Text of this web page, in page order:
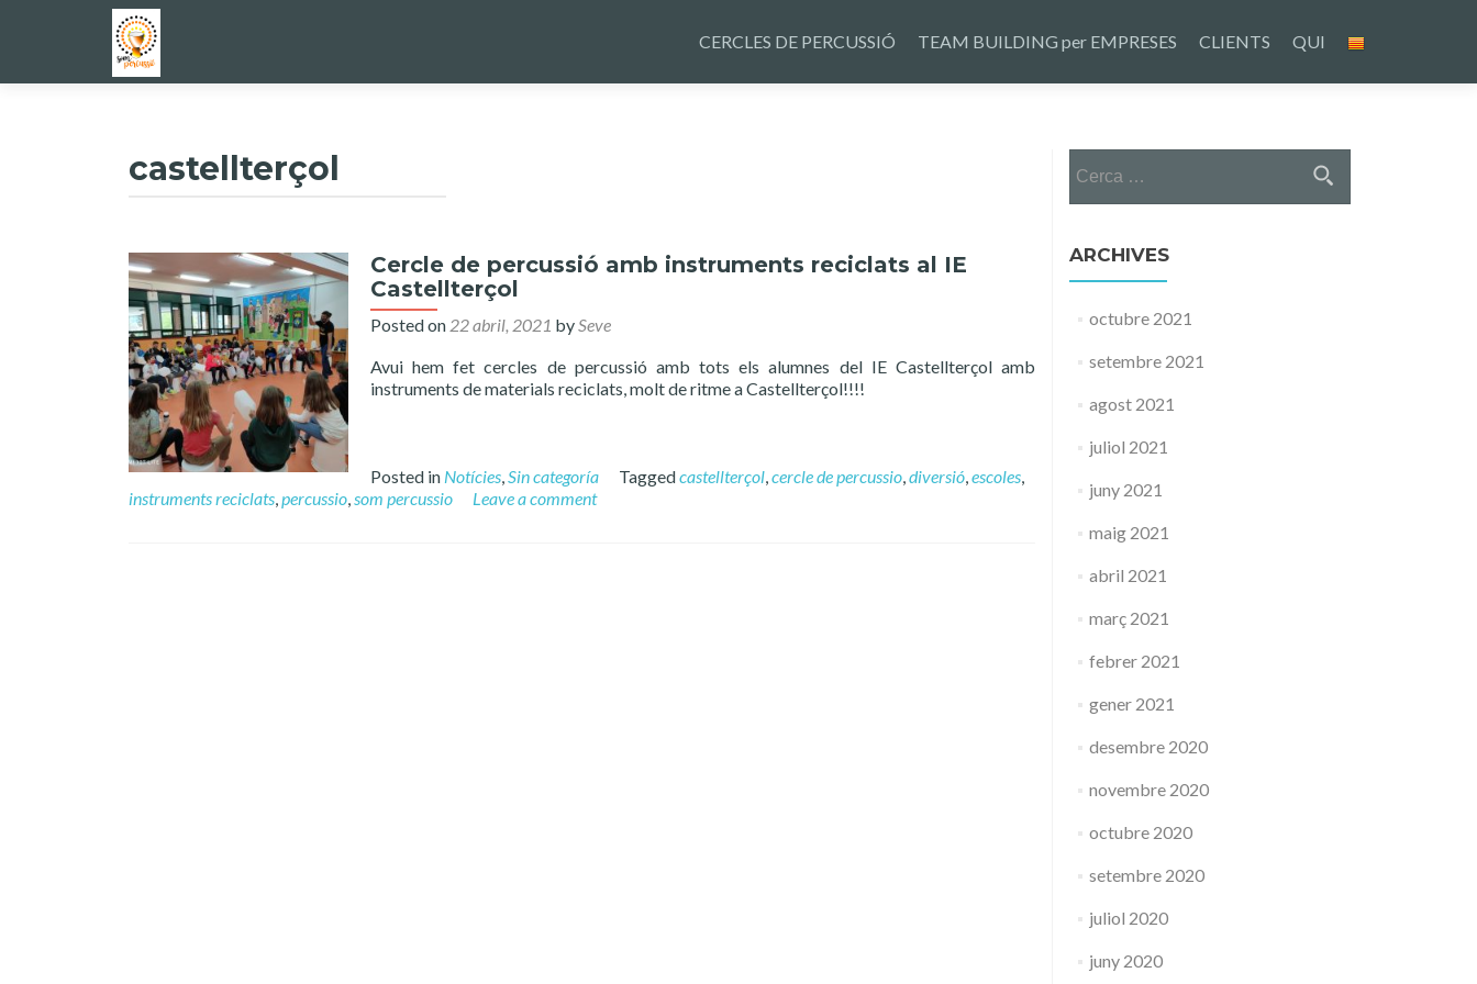
to
CERCLES DE PERCUSSIÓ TEAM BUILDING per EMPRESES CLIENTS QUI
castellterçol
Cercle de percussió amb instruments reciclats al IE
Castellterçol
Posted on 22 abril, 2021 bySeve
Avui hem fet cercles de percussió amb tots els alumnes del IE Castellterçol amb
instruments de materials reciclats, molt de ritme a Castellterçol!!!!
Posted in Notícies,Sin categoría Taggedcastellterçol,cercle de percussio,diversió,escoles,
instruments reciclats,percussio,som percussio Leave a comment
ARCHIVES
octubre 2021
setembre 2021
agost 2021
juliol 2021
juny 2021
maig 2021
abril 2021
març 2021
febrer 2021
gener 2021
desembre 2020
novembre 2020
octubre 2020
setembre 2020
juliol 2020
juny 2020